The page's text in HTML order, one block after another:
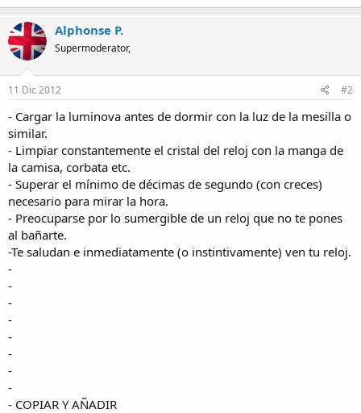
Alphonse P.
Supermoderator,
11 Dic 2012 #2
- Cargar la luminova antes de dormir con la luz de la mesilla o
similar.
- Limpiar constantemente el cristal del reloj con la manga de
la camisa, corbata etc.
- Superar el mínimo de décimas de segundo (con creces)
necesario para mirar la hora.
- Preocuparse por lo sumergible de un reloj que no te pones
al bañarte.
-Te saludan e inmediatamente (o instintivamente) ven tu reloj.
-
-
-
-
-
-
-
-
- COPIAR Y AÑADIR